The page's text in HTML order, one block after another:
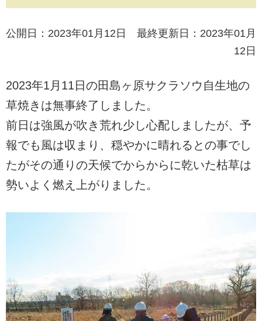
公開日：2023年01月12日 最終更新日：2023年01月
12日
2023年1月11日の田島ヶ原サクラソウ自生地の
草焼きは無事終了しました。
前日は強風が吹き荒れ少し心配しましたが、予
報でも風は収まり、穏やかに晴れるとの事でし
たがその通りの天候でからからに乾いた枯草は
勢いよく燃え上がりました。